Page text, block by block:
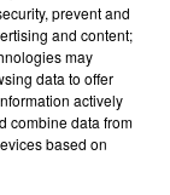
prevent and
and content;
may
data to offer
actively
combine data from
based on